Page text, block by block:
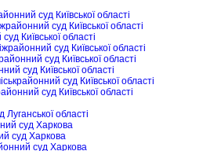
суд Київської області
суд Київської області
суд Київської області
суд Київської області
суд Київської області
суд Київської області
суд Київської області
суд Київської області
Луганської області
суд Харкова
суд Харкова
суд Харкова